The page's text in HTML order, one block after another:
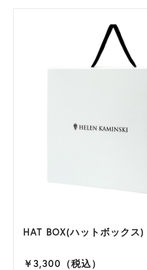
HAT BOX(ハットボックス)
￥3,300（税込）